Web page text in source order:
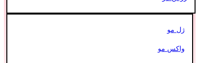
ژل مو
واکس مو